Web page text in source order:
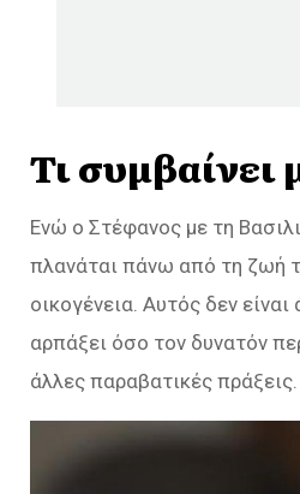
Τι συμβαίνει
Ενώ ο Στέφανος με τη
πλανάται πάνω από τη ζωή
οικογένεια. Αυτός δεν
αρπάξει όσο τον δυνατόν
άλλες παραβατικές πράξεις.